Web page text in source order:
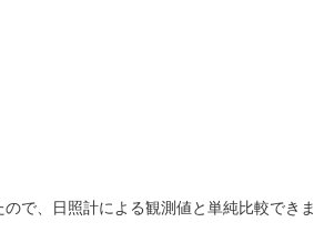
で、日照計による観測値と単純比較できま